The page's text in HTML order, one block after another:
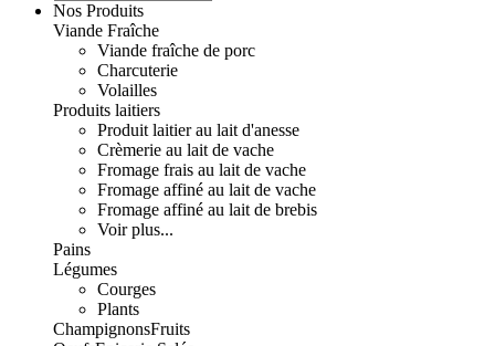
Nos Produits
Viande Fraîche
Viande fraîche de porc
Charcuterie
Volailles
Produits laitiers
Produit laitier au lait d'anesse
Crèmerie au lait de vache
Fromage frais au lait de vache
Fromage affiné au lait de vache
Fromage affiné au lait de brebis
Voir plus...
Pains
Légumes
Courges
Plants
ChampignonsFruits